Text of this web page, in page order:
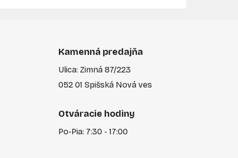
Kamenná predajňa
Ulica: Zimná 87/223
052 01 Spišská Nová ves
Otváracie hodiny
Po-Pia: 7:30 - 17:00